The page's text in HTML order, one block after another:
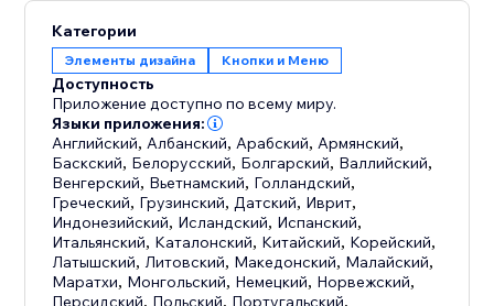
Категории
Элементы дизайна Кнопки и Меню
Доступность
Приложение доступно по всему миру.
Языки приложения:
Английский, Албанский, Арабский, Армянский,
Баскский, Белорусский, Болгарский, Валлийский,
Венгерский, Вьетнамский, Голландский,
Греческий, Грузинский, Датский, Иврит,
Индонезийский, Исландский, Испанский,
Итальянский, Каталонский, Китайский, Корейский,
Латышский, Литовский, Македонский, Малайский,
Маратхи, Монгольский, Немецкий, Норвежский,
Персидский, Польский, Португальский,